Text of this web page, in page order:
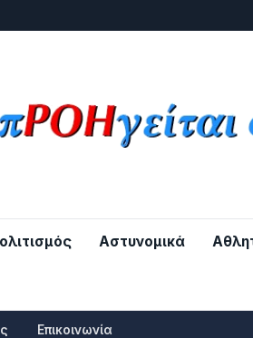
Αστυνομικά
Επικοινωνία